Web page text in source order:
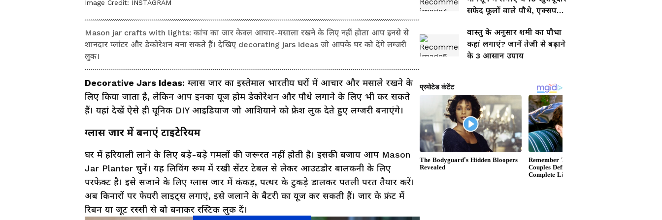
Image Credit: INSTAGRAM
Mason jar crafts with lights: कांच का जार केवल आचार-मसाला रखने के लिए नहीं होता आप इनसे से
शानदार प्लांटर और डेकोरेशन बना सकते हैं। देखिए decorating jars ideas जो आपके घर को देंगे लग्जरी
लुक।
Decorative Jars Ideas: ग्लास जार का इस्तेमाल भारतीय घरों में आचार और मसाले रखने के
लिए किया जाता है, लेकिन आप इनका यूज होम डेकोरेशन और पौधे लगाने के लिए भी कर सकते
हैं। यहां देखें ऐसे ही यूनिक DIY आइडियाज जो आशियाने को फ्रेश लुक देते हुए लग्जरी बनाएंगे।
ग्लास जार में बनाएं टाइटेरियम
घर में हरियाली लाने के लिए बड़े-बड़े गमलों की जरूरत नहीं होती है। इसकी बजाय आप Mason
Jar Planter चुनें। यह लिविंग रूम में रखी सेंटर टेबल से लेकर आउटडोर बालकनी के लिए
परफेक्ट है। इसे सजाने के लिए ग्लास जार में कंकड़, पत्थर के टुकड़े डालकर पतली परत तैयार करें।
अब किनारों पर फेयरी लाइट्स लगाएं, इसे जलाने के बैटरी का यूज कर सकती हैं। जार के फ्रंट में
रिबन या जूट रस्सी से बो बनाकर रस्टिक लुक दें।
सफेद फूलों वाले पौधे, एक्सपर्ट
वास्तु के अनुसार शमी का पौधा
कहां लगाएं? जानें तेजी से बढ़ाने
के 3 आसान उपाय